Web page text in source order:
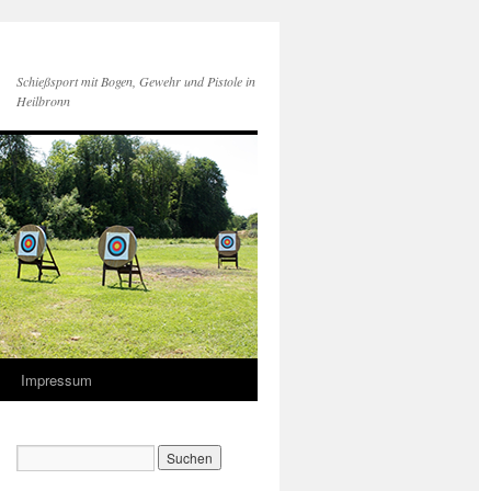
Schießsport mit Bogen, Gewehr und Pistole in
Heilbronn
Impressum